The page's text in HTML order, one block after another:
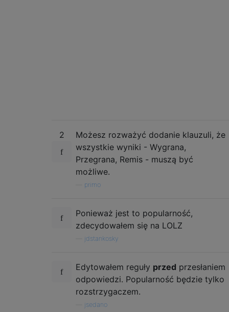
2
Możesz rozważyć dodanie klauzuli, że
wszystkie wyniki - Wygrana,
Przegrana, Remis - muszą być
możliwe.
primo
Ponieważ jest to popularność,
zdecydowałem się na LOLZ
jdstankosky
Edytowałem reguły przed przesłaniem
odpowiedzi. Popularność będzie tylko
rozstrzygaczem.
jsedano